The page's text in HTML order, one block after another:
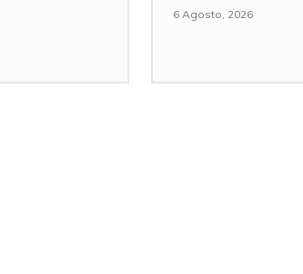
6 Agosto, 2026